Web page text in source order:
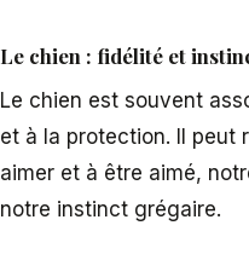
Le chien : fidélité et
Le chien est souvent
et à la protection. Il peut
aimer et à être aimé,
notre instinct grégaire.